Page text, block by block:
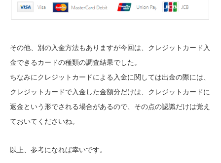
その他、別の入金方法もありますが今回は、クレジットカード入
金できるカードの種類の調査結果でした。
ちなみにクレジットカードによる入金に関しては出金の際には、
クレジットカードで入金した金額分だけは、クレジットカードに
返金という形でされる場合があるので、その点の認識だけは覚え
ておいてくださいね。
以上、参考になれば幸いです。